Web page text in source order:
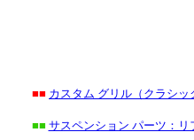
■■ カスタム グリル（クラシ
■■ サスペンション パーツ：